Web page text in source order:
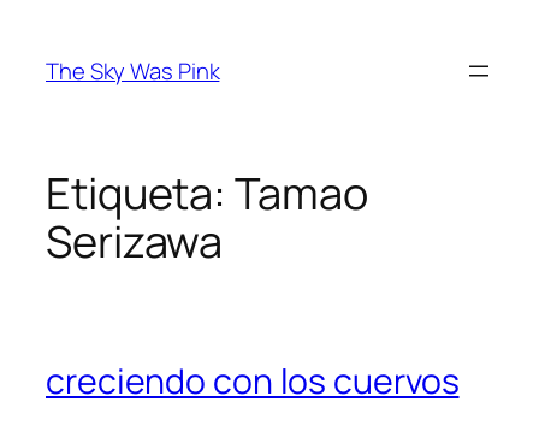
contenido
The Sky Was Pink
Etiqueta: Tamao
Serizawa
creciendo con los cuervos